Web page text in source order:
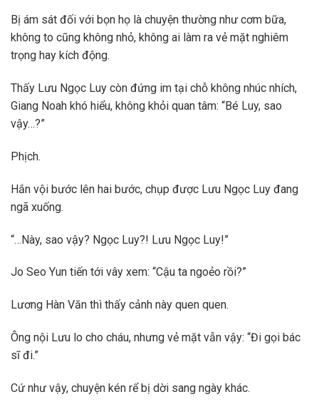
Bị ám sát đối với bọn họ là chuyện thường như cơm bữa,
không to cũng không nhỏ, không ai làm ra vẻ mặt nghiêm
trọng hay kích động.
Thấy Lưu Ngọc Luy còn đứng im tại chỗ không nhúc nhích,
Giang Noah khó hiểu, không khỏi quan tâm: “Bé Luy, sao
vậy…?”
Phịch.
Hắn vội bước lên hai bước, chụp được Lưu Ngọc Luy đang
ngã xuống.
“…Này, sao vậy? Ngọc Luy?! Lưu Ngọc Luy!”
Jo Seo Yun tiến tới vây xem: “Cậu ta ngoẻo rồi?”
Lương Hàn Văn thì thấy cảnh này quen quen.
Ông nội Lưu lo cho cháu, nhưng vẻ mặt vẫn vậy: “Đi gọi bác
sĩ đi.”
Cứ như vậy, chuyện kén rể bị dời sang ngày khác.